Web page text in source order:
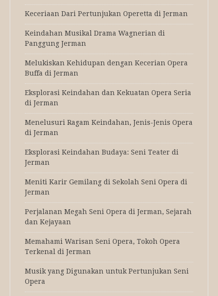
Keceriaan Dari Pertunjukan Operetta di Jerman
Keindahan Musikal Drama Wagnerian di
Panggung Jerman
Melukiskan Kehidupan dengan Kecerian Opera
Buffa di Jerman
Eksplorasi Keindahan dan Kekuatan Opera Seria
di Jerman
Menelusuri Ragam Keindahan, Jenis-Jenis Opera
di Jerman
Eksplorasi Keindahan Budaya: Seni Teater di
Jerman
Meniti Karir Gemilang di Sekolah Seni Opera di
Jerman
Perjalanan Megah Seni Opera di Jerman, Sejarah
dan Kejayaan
Memahami Warisan Seni Opera, Tokoh Opera
Terkenal di Jerman
Musik yang Digunakan untuk Pertunjukan Seni
Opera